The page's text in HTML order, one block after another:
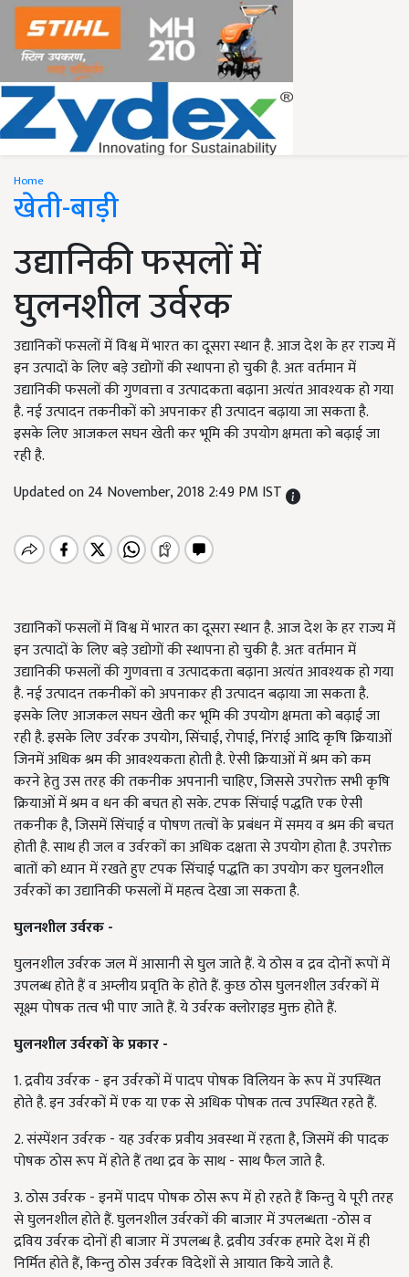
Home
खेती-बाड़ी
उद्यानिकी फसलों में
घुलनशील उर्वरक
उद्यानिकों फसलों में विश्व में भारत का दूसरा स्थान है. आज देश के हर राज्य में
इन उत्पादों के लिए बड़े उद्योगों की स्थापना हो चुकी है. अतः वर्तमान में
उद्यानिकी फसलों की गुणवत्ता व उत्पादकता बढ़ाना अत्यंत आवश्यक हो गया
है. नई उत्पादन तकनीकों को अपनाकर ही उत्पादन बढ़ाया जा सकता है.
इसके लिए आजकल सघन खेती कर भूमि की उपयोग क्षमता को बढ़ाई जा
रही है.
Updated on 24 November, 2018 2:49 PM IST
उद्यानिकों फसलों में विश्व में भारत का दूसरा स्थान है. आज देश के हर राज्य में
इन उत्पादों के लिए बड़े उद्योगों की स्थापना हो चुकी है. अतः वर्तमान में
उद्यानिकी फसलों की गुणवत्ता व उत्पादकता बढ़ाना अत्यंत आवश्यक हो गया
है. नई उत्पादन तकनीकों को अपनाकर ही उत्पादन बढ़ाया जा सकता है.
इसके लिए आजकल सघन खेती कर भूमि की उपयोग क्षमता को बढ़ाई जा
रही है. इसके लिए उर्वरक उपयोग, सिंचाई, रोपाई, निंराई आदि कृषि क्रियाओं
जिनमें अधिक श्रम की आवश्यकता होती है. ऐसी क्रियाओं में श्रम को कम
करने हेतु उस तरह की तकनीक अपनानी चाहिए, जिससे उपरोक्त सभी कृषि
क्रियाओं में श्रम व धन की बचत हो सके. टपक सिंचाई पद्धति एक ऐसी
तकनीक है, जिसमें सिंचाई व पोषण तत्वों के प्रबंधन में समय व श्रम की बचत
होती है. साथ ही जल व उर्वरकों का अधिक दक्षता से उपयोग होता है. उपरोक्त
बातों को ध्यान में रखते हुए टपक सिंचाई पद्धति का उपयोग कर घुलनशील
उर्वरकों का उद्यानिकी फसलों में महत्व देखा जा सकता है.
घुलनशील उर्वरक -
घुलनशील उर्वरक जल में आसानी से घुल जाते हैं. ये ठोस व द्रव दोनों रूपों में
उपलब्ध होते हैं व अम्लीय प्रवृति के होते हैं. कुछ ठोस घुलनशील उर्वरकों में
सूक्ष्म पोषक तत्व भी पाए जाते हैं. ये उर्वरक क्लोराइड मुक्त होते हैं.
घुलनशील उर्वरकों के प्रकार -
1. द्रवीय उर्वरक - इन उर्वरकों में पादप पोषक विलियन के रूप में उपस्थित
होते है. इन उर्वरकों में एक या एक से अधिक पोषक तत्व उपस्थित रहते हैं.
2. संस्पेंशन उर्वरक - यह उर्वरक प्रवीय अवस्था में रहता है, जिसमें की पादक
पोषक ठोस रूप में होते हैं तथा द्रव के साथ - साथ फैल जाते है.
3. ठोस उर्वरक - इनमें पादप पोषक ठोस रूप में हो रहते हैं किन्तु ये पूरी तरह
से घुलनशील होते हैं. घुलनशील उर्वरकों की बाजार में उपलब्धता -ठोस व
द्रविय उर्वरक दोनों ही बाजार में उपलब्ध है. द्रवीय उर्वरक हमारे देश में ही
निर्मित होते हैं, किन्तु ठोस उर्वरक विदेशों से आयात किये जाते है.